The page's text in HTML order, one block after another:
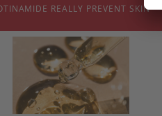
REALLY PREVENT SKIN